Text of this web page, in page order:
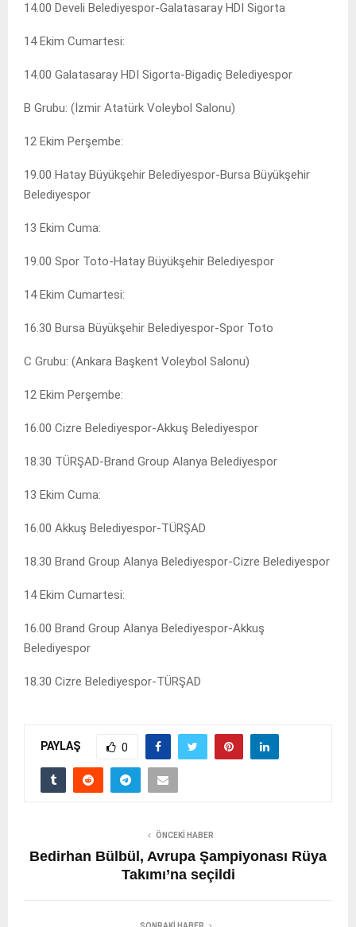
14.00 Develi Belediyespor-Galatasaray HDI Sigorta
14 Ekim Cumartesi:
14.00 Galatasaray HDI Sigorta-Bigadiç Belediyespor
B Grubu: (İzmir Atatürk Voleybol Salonu)
12 Ekim Perşembe:
19.00 Hatay Büyükşehir Belediyespor-Bursa Büyükşehir
Belediyespor
13 Ekim Cuma:
19.00 Spor Toto-Hatay Büyükşehir Belediyespor
14 Ekim Cumartesi:
16.30 Bursa Büyükşehir Belediyespor-Spor Toto
C Grubu: (Ankara Başkent Voleybol Salonu)
12 Ekim Perşembe:
16.00 Cizre Belediyespor-Akkuş Belediyespor
18.30 TÜRŞAD-Brand Group Alanya Belediyespor
13 Ekim Cuma:
16.00 Akkuş Belediyespor-TÜRŞAD
18.30 Brand Group Alanya Belediyespor-Cizre Belediyespor
14 Ekim Cumartesi:
16.00 Brand Group Alanya Belediyespor-Akkuş
Belediyespor
18.30 Cizre Belediyespor-TÜRŞAD
PAYLAŞ 0
ÖNCEKI HABER
Bedirhan Bülbül, Avrupa Şampiyonası Rüya
Takımı’na seçildi